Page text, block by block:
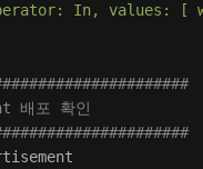
배포 확인